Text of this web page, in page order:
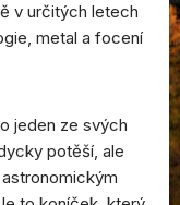
v určitých letech
metal a focení
jeden ze svých
potěší, ale